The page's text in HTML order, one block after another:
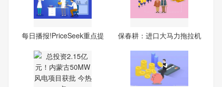
每日播报!PriceSeek重点提
保春耕：进口大马力拖拉机